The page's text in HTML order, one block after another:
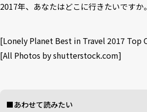
2017年、あなたはどこに行きたいですか。
[Lonely Planet Best in Travel 2017 Top
[All Photos byshutterstock.com]
■あわせて読みたい